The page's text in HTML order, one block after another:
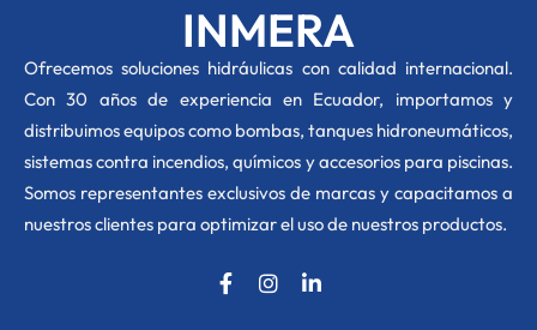
INMERA
Ofrecemos soluciones hidráulicas con calidad internacional.
Con 30 años de experiencia en Ecuador, importamos y
distribuimos equipos como bombas, tanques hidroneumáticos,
sistemas contra incendios, químicos y accesorios para piscinas.
Somos representantes exclusivos de marcas y capacitamos a
nuestros clientes para optimizar el uso de nuestros productos.
F
a
I
n
L